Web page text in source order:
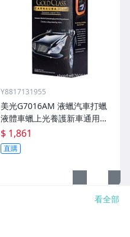
Y8817131955
美光G7016AM 液蠟汽車打蠟
液體車蠟上光養護新車通用棕
櫚蠟
$ 1,861
直購
看全部